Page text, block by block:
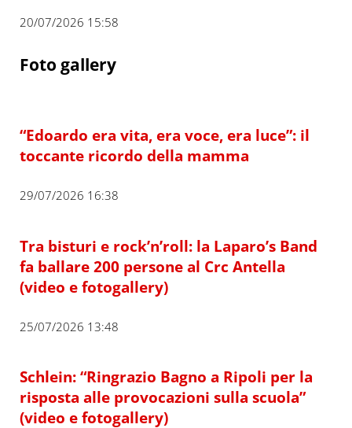
20/07/2026 15:58
Foto gallery
“Edoardo era vita, era voce, era luce”: il
toccante ricordo della mamma
29/07/2026 16:38
Tra bisturi e rock’n’roll: la Laparo’s Band
fa ballare 200 persone al Crc Antella
(video e fotogallery)
25/07/2026 13:48
Schlein: “Ringrazio Bagno a Ripoli per la
risposta alle provocazioni sulla scuola”
(video e fotogallery)